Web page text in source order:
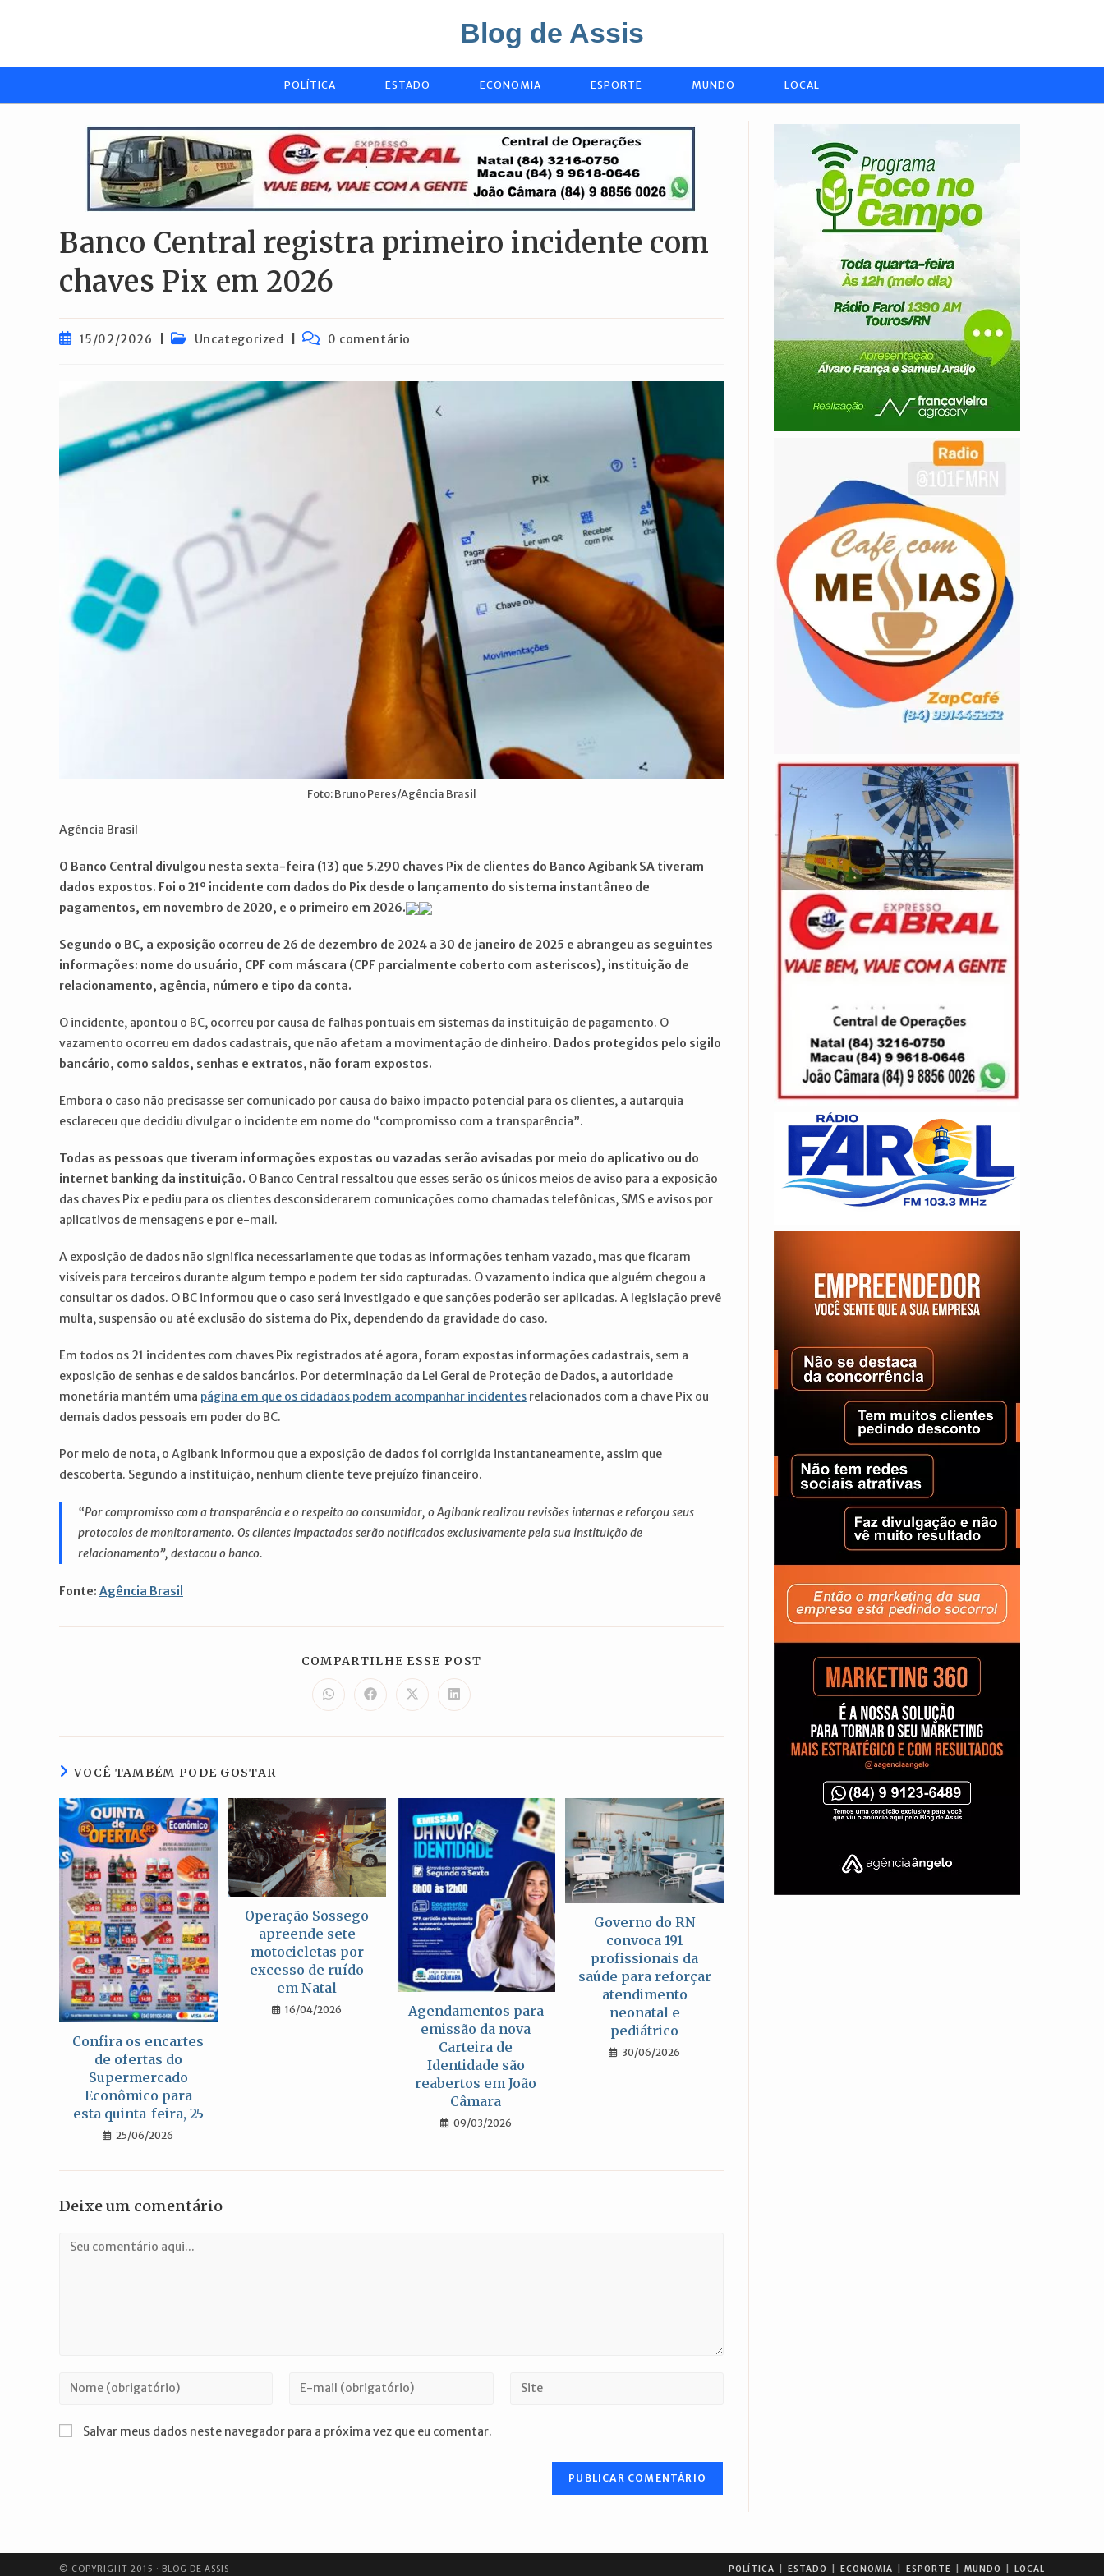
conteúdo
Blog de Assis
POLÍTICA ESTADO ECONOMIA ESPORTE MUNDO LOCAL
Banco Central registra primeiro incidente com
chaves Pix em 2026
Post15/02/2026
Categoria
Uncategorized
Comentários
0 comentário
Foto: Bruno Peres/Agência Brasil
Agência Brasil
O Banco Central divulgou nesta sexta-feira (13) que 5.290 chaves Pix de clientes do Banco Agibank SA tiveram
dados expostos. Foi o 21º incidente com dados do Pix desde o lançamento do sistema instantâneo de
pagamentos, em novembro de 2020, e o primeiro em 2026.
Segundo o BC, a exposição ocorreu de 26 de dezembro de 2024 a 30 de janeiro de 2025 e abrangeu as seguintes
informações: nome do usuário, CPF com máscara (CPF parcialmente coberto com asteriscos), instituição de
relacionamento, agência, número e tipo da conta.
O incidente, apontou o BC, ocorreu por causa de falhas pontuais em sistemas da instituição de pagamento. O
vazamento ocorreu em dados cadastrais, que não afetam a movimentação de dinheiro. Dados protegidos pelo sigilo
bancário, como saldos, senhas e extratos, não foram expostos.
Embora o caso não precisasse ser comunicado por causa do baixo impacto potencial para os clientes, a autarquia
esclareceu que decidiu divulgar o incidente em nome do “compromisso com a transparência”.
Todas as pessoas que tiveram informações expostas ou vazadas serão avisadas por meio do aplicativo ou do
internet banking da instituição. O Banco Central ressaltou que esses serão os únicos meios de aviso para a exposição
das chaves Pix e pediu para os clientes desconsiderarem comunicações como chamadas telefônicas, SMS e avisos por
aplicativos de mensagens e por e-mail.
A exposição de dados não significa necessariamente que todas as informações tenham vazado, mas que ficaram
visíveis para terceiros durante algum tempo e podem ter sido capturadas. O vazamento indica que alguém chegou a
consultar os dados. O BC informou que o caso será investigado e que sanções poderão ser aplicadas. A legislação prevê
multa, suspensão ou até exclusão do sistema do Pix, dependendo da gravidade do caso.
Em todos os 21 incidentes com chaves Pix registrados até agora, foram expostas informações cadastrais, sem a
exposição de senhas e de saldos bancários. Por determinação da Lei Geral de Proteção de Dados, a autoridade
monetária mantém uma página em que os cidadãos podem acompanhar incidentes relacionados com a chave Pix ou
demais dados pessoais em poder do BC.
Por meio de nota, o Agibank informou que a exposição de dados foi corrigida instantaneamente, assim que
descoberta. Segundo a instituição, nenhum cliente teve prejuízo financeiro.
“Por compromisso com a transparência e o respeito ao consumidor, o Agibank realizou revisões internas e reforçou seus
protocolos de monitoramento. Os clientes impactados serão notificados exclusivamente pela sua instituição de
relacionamento”, destacou o banco.
Fonte: Agência Brasil
COMPARTILHE ESSE POST
Abre
em
nova
Abre
em
nova
Abre
em
nova
Abre
em
nova
VOCÊ TAMBÉM PODE GOSTAR
Confira os encartes
de ofertas do
Supermercado
Econômico para
esta quinta-feira, 25
25/06/2026
Operação Sossego
apreende sete
motocicletas por
excesso de ruído
em Natal
16/04/2026
Agendamentos para
emissão da nova
Carteira de
Identidade são
reabertos em João
Câmara
09/03/2026
Governo do RN
convoca 191
profissionais da
saúde para reforçar
atendimento
neonatal e
pediátrico
30/06/2026
Deixe um comentário
Comentário
Digite
nome
Digite
endereço
de
Digite
Salvar meus dados neste navegador para a próxima vez que eu comentar.
POLÍTICA ESTADO ECONOMIA ESPORTE MUNDO LOCAL
© COPYRIGHT 2015 · BLOG DE ASSIS